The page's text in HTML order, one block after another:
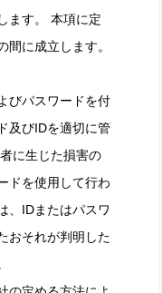
ます。 本項に定
に成立します。
びパスワードを付
及びIDを適切に管
に生じた損害の
ドを使用して行わ
、IDまたはパスワ
おそれが判明した